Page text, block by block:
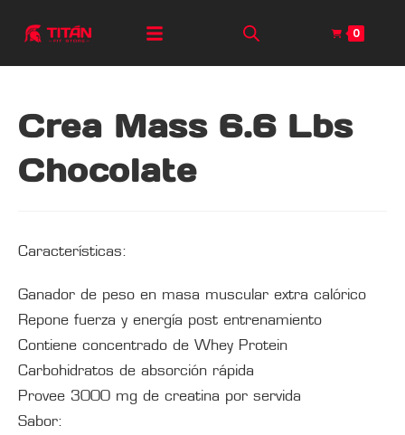
0
Crea Mass 6.6 Lbs
Chocolate
Características:
Ganador de peso en masa muscular extra calórico
Repone fuerza y energía post entrenamiento
Contiene concentrado de Whey Protein
Carbohidratos de absorción rápida
Provee 3000 mg de creatina por servida
Sabor: